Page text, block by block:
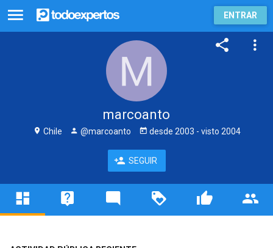
ENTRAR
marcoanto
Chile @marcoanto desde 2003 - visto 2004
SEGUIR